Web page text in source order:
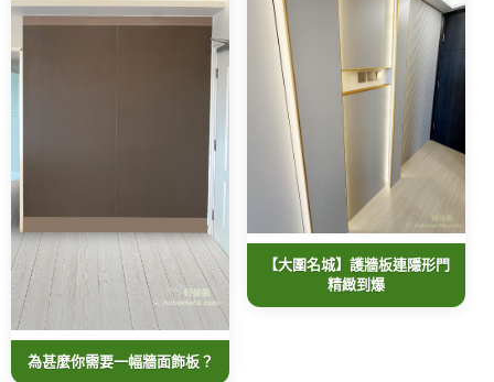
為甚麼你需要一幅牆面飾板？
【大圍名城】護牆板連隱形門
精緻到爆